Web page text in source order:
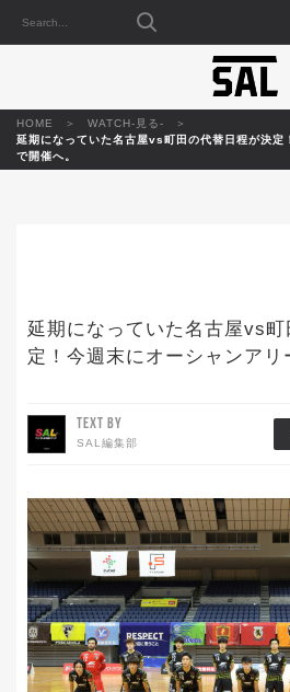
HOME
WATCH-見る-
延期になっていた名古屋vs町田の代替日程が決定
で開催へ。
延期になっていた名古屋vs
定！今週末にオーシャンアリ
TEXT BY
SAL編集部